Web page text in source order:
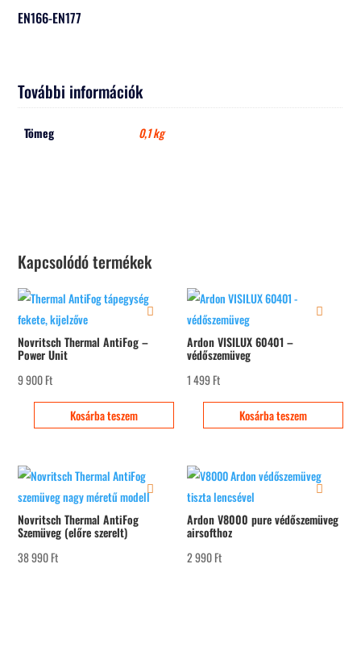
EN166-EN177
További információk
Tömeg 0,1 kg
Kapcsolódó termékek
Novritsch Thermal AntiFog –
Power Unit
9 900Ft
Kosárba teszem
Ardon VISILUX 60401 –
védőszemüveg
1 499Ft
Kosárba teszem
Novritsch Thermal AntiFog
Szemüveg (előre szerelt)
38 990Ft
Ardon V8000 pure védőszemüveg
airsofthoz
2 990Ft